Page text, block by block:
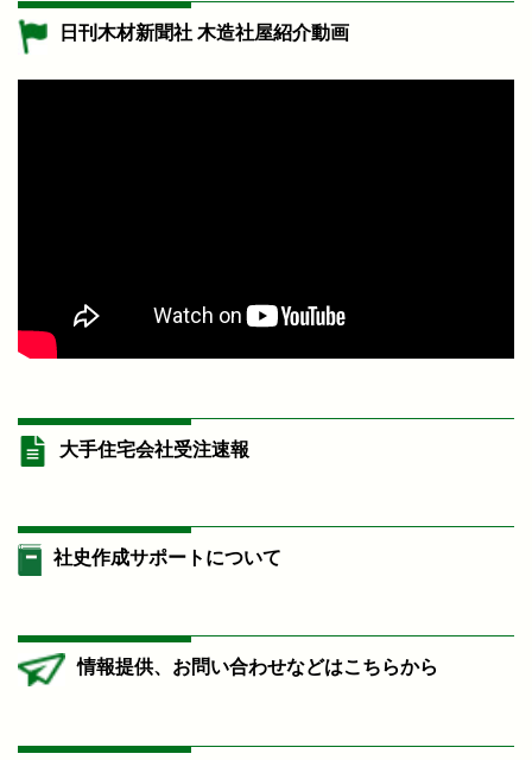
日刊木材新聞社 木造社屋紹介動画
大手住宅会社受注速報
社史作成サポートについて
情報提供、お問い合わせなどはこちらから